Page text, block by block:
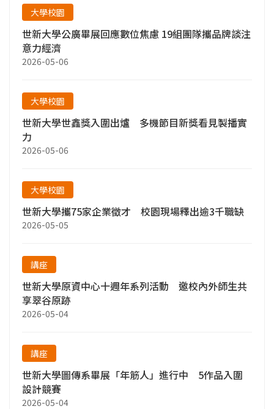
大學校園
世新大學公廣畢展回應數位焦慮 19組團隊攜品牌談注
意力經濟
2026-05-06
大學校園
世新大學世鑫獎入圍出爐 多機節目新獎看見製播實
力
2026-05-06
大學校園
世新大學攜75家企業徵才 校園現場釋出逾3千職缺
2026-05-05
講座
世新大學原資中心十週年系列活動 邀校內外師生共
享翠谷原跡
2026-05-04
講座
世新大學圖傳系畢展「年筋人」進行中 5作品入圍
設計競賽
2026-05-04